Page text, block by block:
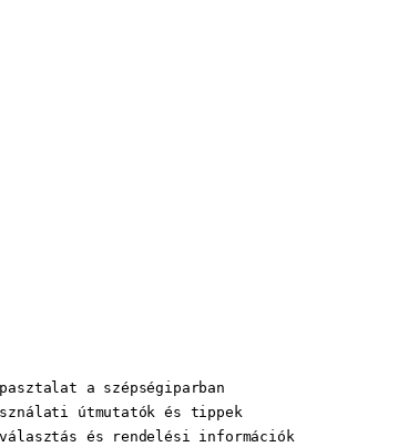
a szépségiparban
útmutatók és tippek
és rendelési információk